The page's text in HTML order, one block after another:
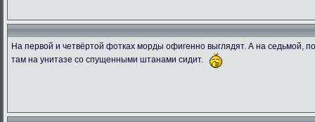
266.47 Kb.
204.42 Kb.
134.03
На первой и четвёртой фотках морды офигенно выглядят. А на седьмой,
там на унитазе со спущенными штанами сидит.